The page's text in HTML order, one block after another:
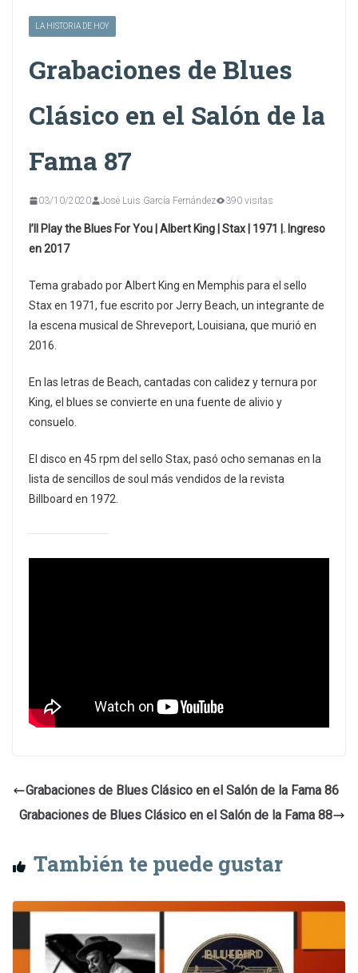
LA HISTORIA DE HOY
Grabaciones de Blues
Clásico en el Salón de la
Fama 87
03/10/2020 José Luis García Fernández 390 visitas
I’ll Play the Blues For You | Albert King | Stax | 1971 |. Ingreso
en 2017
Tema grabado por Albert King en Memphis para el sello
Stax en 1971, fue escrito por Jerry Beach, un integrante de
la escena musical de Shreveport, Louisiana, que murió en
2016.
En las letras de Beach, cantadas con calidez y ternura por
King, el blues se convierte en una fuente de alivio y
consuelo.
El disco en 45 rpm del sello Stax, pasó ocho semanas en la
lista de sencillos de soul más vendidos de la revista
Billboard en 1972.
Grabaciones de Blues Clásico en el Salón de la Fama 86
Grabaciones de Blues Clásico en el Salón de la Fama 88
También te puede gustar